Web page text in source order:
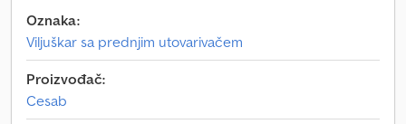
Oznaka:
Viljuškar sa prednjim utovarivačem
Proizvođač:
Cesab